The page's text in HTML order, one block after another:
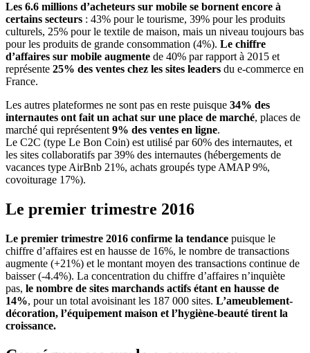
Les 6.6 millions d’acheteurs sur mobile se bornent encore à
certains secteurs : 43% pour le tourisme, 39% pour les produits
culturels, 25% pour le textile de maison, mais un niveau toujours bas
pour les produits de grande consommation (4%). Le chiffre
d’affaires sur mobile augmente de 40% par rapport à 2015 et
représente 25% des ventes chez les sites leaders du e-commerce en
France.
Les autres plateformes ne sont pas en reste puisque 34% des
internautes ont fait un achat sur une place de marché, places de
marché qui représentent 9% des ventes en ligne.
Le C2C (type Le Bon Coin) est utilisé par 60% des internautes, et
les sites collaboratifs par 39% des internautes (hébergements de
vacances type AirBnb 21%, achats groupés type AMAP 9%,
covoiturage 17%).
Le premier trimestre 2016
Le premier trimestre 2016 confirme la tendance puisque le
chiffre d’affaires est en hausse de 16%, le nombre de transactions
augmente (+21%) et le montant moyen des transactions continue de
baisser (-4.4%). La concentration du chiffre d’affaires n’inquiète
pas, le nombre de sites marchands actifs étant en hausse de
14%, pour un total avoisinant les 187 000 sites. L’ameublement-
décoration, l’équipement maison et l’hygiène-beauté tirent la
croissance.